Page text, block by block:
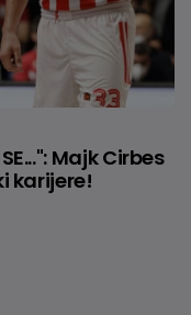
SE...": Majk Cirbes
karijere!